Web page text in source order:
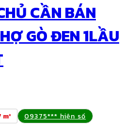
CẦN BÁN
GÒ ĐEN 1LẦU
09375*** hiện số